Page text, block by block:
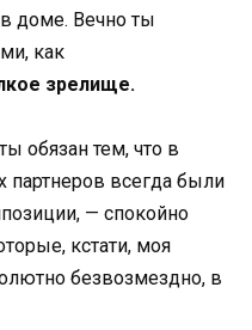
доме. Вечно ты
как
зрелище.
обязан тем, что в
партнеров всегда были
— спокойно
кстати, моя
безвозмездно, в